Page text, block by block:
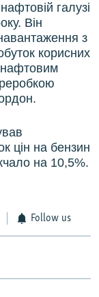
галузі
Він
з
корисних
цін на бензин
на 10,5%.
Follow us